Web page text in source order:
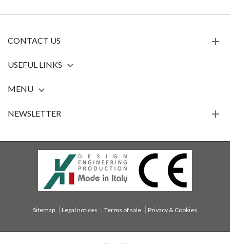
CONTACT US
USEFUL LINKS 
MENU 
NEWSLETTER
Sitemap Legal notices Terms of sale Privacy & Cookies